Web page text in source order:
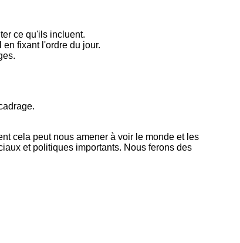
ce qu'ils incluent.
fixant l'ordre du jour.
cela peut nous amener à voir le monde et les
et politiques importants. Nous ferons des